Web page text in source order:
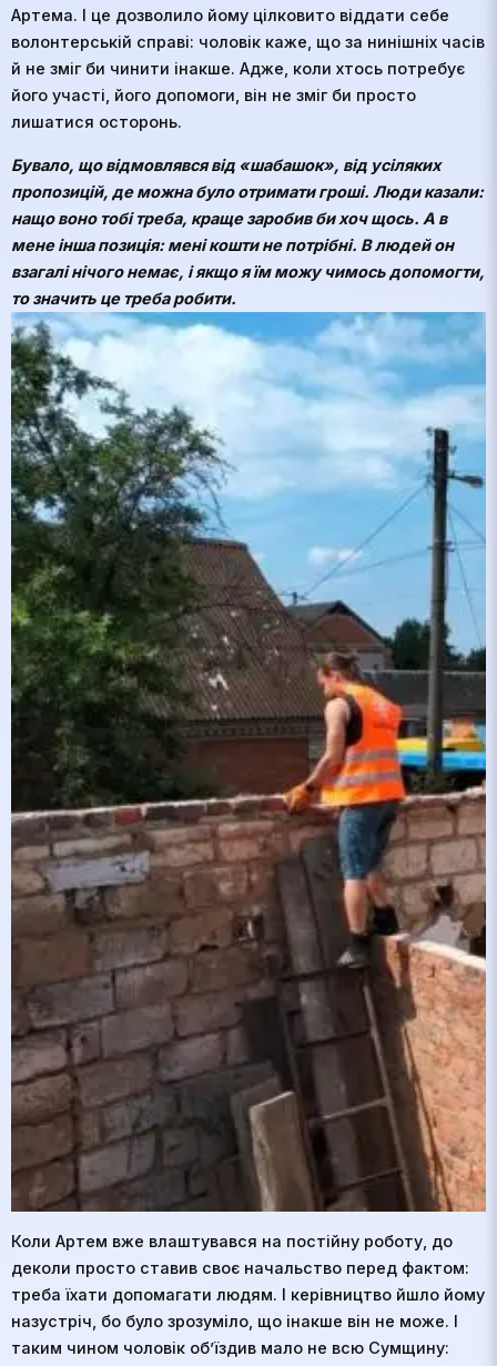
Артема. І це дозволило йому цілковито віддати себе
волонтерській справі: чоловік каже, що за нинішніх часів
й не зміг би чинити інакше. Адже, коли хтось потребує
його участі, його допомоги, він не зміг би просто
лишатися осторонь.
Бувало, що відмовлявся від «шабашок», від усіляких
пропозицій, де можна було отримати гроші. Люди казали:
нащо воно тобі треба, краще заробив би хоч щось. А в
мене інша позиція: мені кошти не потрібні. В людей он
взагалі нічого немає, і якщо я їм можу чимось допомогти,
то значить це треба робити.
Коли Артем вже влаштувався на постійну роботу, до
деколи просто ставив своє начальство перед фактом:
треба їхати допомагати людям. І керівництво йшло йому
назустріч, бо було зрозуміло, що інакше він не може. І
таким чином чоловік об’їздив мало не всю Сумщину: